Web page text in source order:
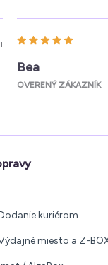
Bea
OVERENÝ ZÁKAZNÍK
kuriérom
miesto a Z-